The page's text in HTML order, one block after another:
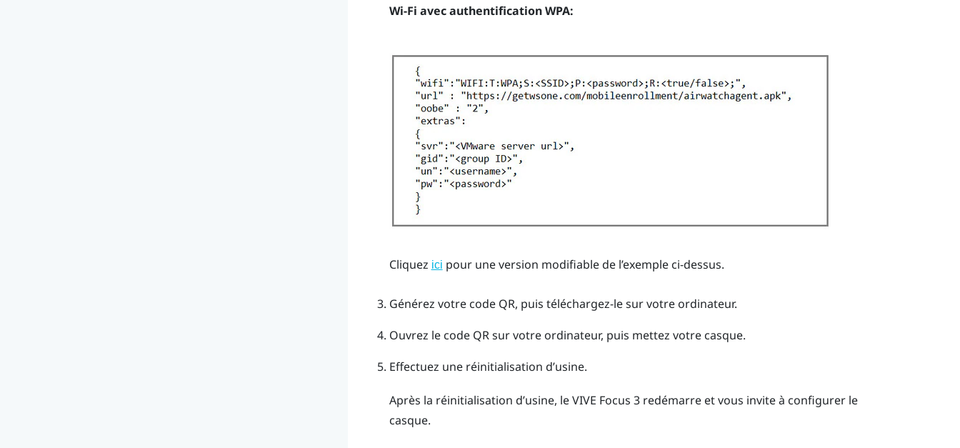
Wi-Fi avec authentification WPA:
Cliquez ici pour une version modifiable de l’exemple ci-dessus.
Générez votre code QR, puis téléchargez-le sur votre ordinateur.
Ouvrez le code QR sur votre ordinateur, puis mettez votre casque.
Effectuez une réinitialisation d’usine.
Après la réinitialisation d’usine, leVIVE Focus 3redémarre et vous invite à configurer le
casque.